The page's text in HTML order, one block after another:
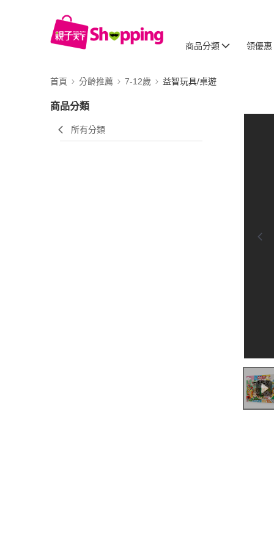
商品分類 領優惠
首頁 分齡推薦 7-12歲 益智玩具/桌遊
商品分類
所有分類